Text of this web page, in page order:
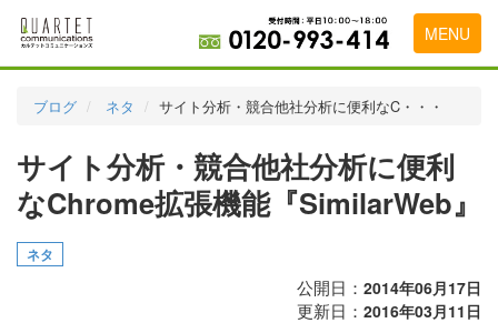
MENU
実績・お客様の声
初めて導入をお考えの方
代理店の乗り換えをお考えの方
ブログ ネタ サイト分析・競合他社分析に便利なC・・・
サイト分析・競合他社分析に便利
なChrome拡張機能『SimilarWeb』
ネタ
公開日： 2014年06月17日
更新日： 2016年03月11日